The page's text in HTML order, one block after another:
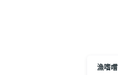
漁嗜嚐